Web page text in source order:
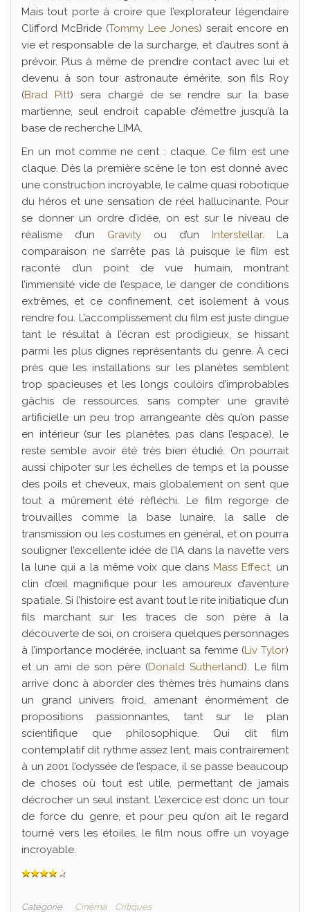
Mais tout porte à croire que l’explorateur légendaire
Clifford McBride (Tommy Lee Jones) serait encore en
vie et responsable de la surcharge, et d’autres sont à
prévoir. Plus à même de prendre contact avec lui et
devenu à son tour astronaute émérite, son fils Roy
(Brad Pitt) sera chargé de se rendre sur la base
martienne, seul endroit capable d’émettre jusqu’à la
base de recherche LIMA.
En un mot comme ne cent : claque. Ce film est une
claque. Dès la première scène le ton est donné avec
une construction incroyable, le calme quasi robotique
du héros et une sensation de réel hallucinante. Pour
se donner un ordre d’idée, on est sur le niveau de
réalisme d’un Gravity ou d’un Interstellar. La
comparaison ne s’arrête pas là puisque le film est
raconté d’un point de vue humain, montrant
l’immensité vide de l’espace, le danger de conditions
extrêmes, et ce confinement, cet isolement à vous
rendre fou. L’accomplissement du film est juste dingue
tant le résultat à l’écran est prodigieux, se hissant
parmi les plus dignes représentants du genre. À ceci
près que les installations sur les planètes semblent
trop spacieuses et les longs couloirs d’improbables
gâchis de ressources, sans compter une gravité
artificielle un peu trop arrangeante dès qu’on passe
en intérieur (sur les planètes, pas dans l’espace), le
reste semble avoir été très bien étudié. On pourrait
aussi chipoter sur les échelles de temps et la pousse
des poils et cheveux, mais globalement on sent que
tout a mûrement été réfléchi. Le film regorge de
trouvailles comme la base lunaire, la salle de
transmission ou les costumes en général, et on pourra
souligner l’excellente idée de l’IA dans la navette vers
la lune qui a la même voix que dans Mass Effect, un
clin d’œil magnifique pour les amoureux d’aventure
spatiale. Si l’histoire est avant tout le rite initiatique d’un
fils marchant sur les traces de son père à la
découverte de soi, on croisera quelques personnages
à l’importance modérée, incluant sa femme (Liv Tylor)
et un ami de son père (Donald Sutherland). Le film
arrive donc à aborder des thèmes très humains dans
un grand univers froid, amenant énormément de
propositions passionnantes, tant sur le plan
scientifique que philosophique. Qui dit film
contemplatif dit rythme assez lent, mais contrairement
à un 2001 l’odyssée de l’espace, il se passe beaucoup
de choses où tout est utile, permettant de jamais
décrocher un seul instant. L’exercice est donc un tour
de force du genre, et pour peu qu’on ait le regard
tourné vers les étoiles, le film nous offre un voyage
incroyable.
Catégorie Cinéma Critiques